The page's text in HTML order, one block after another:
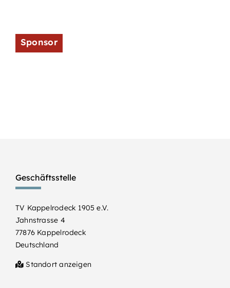
Sponsor
Geschäftsstelle
TV Kappelrodeck 1905 e.V.
Jahnstrasse 4
77876 Kappelrodeck
Deutschland
Standort anzeigen